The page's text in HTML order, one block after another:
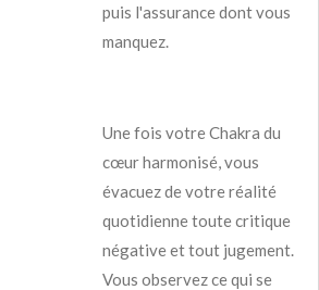
puis l'assurance dont vous
manquez.
Une fois votre Chakra du
cœur harmonisé, vous
évacuez de votre réalité
quotidienne toute critique
négative et tout jugement.
Vous observez ce qui se